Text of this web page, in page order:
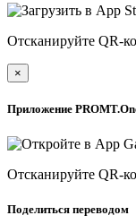
Отсканируйте QR-
×
Приложение
Отсканируйте QR-
Поделиться переводом